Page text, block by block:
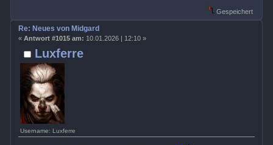
Gespeichert
Luxferre
Username: Luxferre
Re: Neues von Midgard
« Antwort #1015 am: 10.01.2026 | 12:10 »